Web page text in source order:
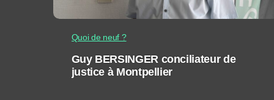
Quoi de neuf ?
Guy BERSINGER conciliateur de
justice à Montpellier